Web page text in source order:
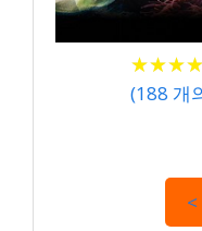
★★★★
★★★★
(188 개